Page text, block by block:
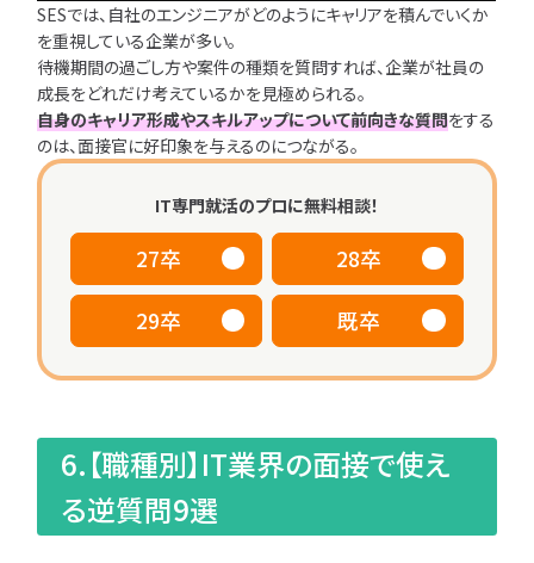
SESでは、自社のエンジニアがどのようにキャリアを積んでいくか
を重視している企業が多い。
待機期間の過ごし方や案件の種類を質問すれば、企業が社員の
成長をどれだけ考えているかを見極められる。
自身のキャリア形成やスキルアップについて前向きな質問をする
のは、面接官に好印象を与えるのにつながる。
IT専門就活のプロに無料相談！
27卒 28卒
29卒 既卒
6.【職種別】IT業界の面接で使え
る逆質問9選